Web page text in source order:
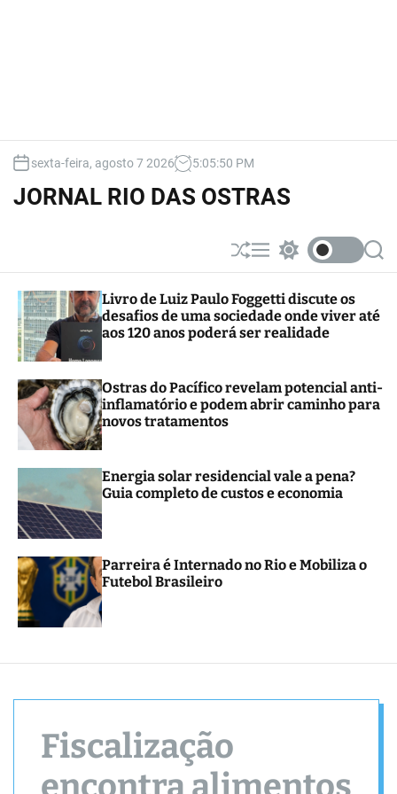
sexta-feira, agosto 7 2026 5:05:51 PM
JORNAL RIO DAS OSTRAS
S
h
ff
l
e
M
e
u
w
t
c
h
o
r
e
S
e
c
Livro de Luiz Paulo Foggetti discute os
desafios de uma sociedade onde viver até
aos 120 anos poderá ser realidade
Ostras do Pacífico revelam potencial anti-
inflamatório e podem abrir caminho para
novos tratamentos
Energia solar residencial vale a pena?
Guia completo de custos e economia
Parreira é Internado no Rio e Mobiliza o
Futebol Brasileiro
Fiscalização